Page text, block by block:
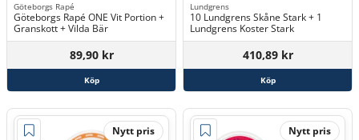
Göteborgs Rapé
Göteborgs Rapé ONE Vit Portion +
Granskott + Vilda Bär
89,90 kr
Köp
Lundgrens
10 Lundgrens Skåne Stark + 1
Lundgrens Koster Stark
410,89 kr
Köp
Nytt pris Nytt pris